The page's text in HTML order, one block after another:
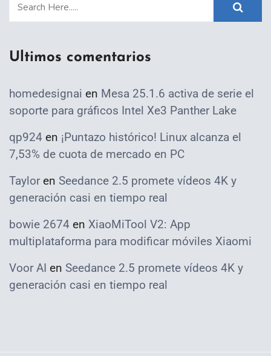
Ultimos comentarios
homedesignai en Mesa 25.1.6 activa de serie el
soporte para gráficos Intel Xe3 Panther Lake
qp924 en ¡Puntazo histórico! Linux alcanza el
7,53% de cuota de mercado en PC
Taylor en Seedance 2.5 promete vídeos 4K y
generación casi en tiempo real
bowie 2674 en XiaoMiTool V2: App
multiplataforma para modificar móviles Xiaomi
Voor AI en Seedance 2.5 promete vídeos 4K y
generación casi en tiempo real